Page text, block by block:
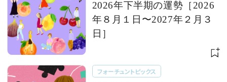
2026年下半期の運勢［2026
年８月１日〜2027年２月３
日］
フォーチュントピックス